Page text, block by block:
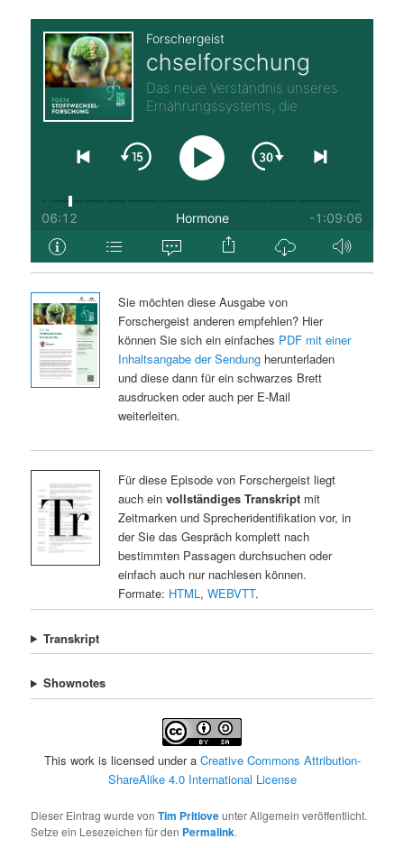
Sie möchten diese Ausgabe von
Forschergeist anderen empfehlen? Hier
können Sie sich ein einfaches PDF mit einer
Inhaltsangabe der Sendungherunterladen
und diese dann für ein schwarzes Brett
ausdrucken oder auch per E-Mail
weiterleiten.
Für diese Episode von Forschergeist liegt
auch ein vollständiges Transkriptmit
Zeitmarken und Sprecheridentifikation vor, in
der Sie das Gespräch komplett nach
bestimmten Passagen durchsuchen oder
einfach auch nur nachlesen können.
Formate: HTML, WEBVTT.
Transkript
Shownotes
This work is licensed under a Creative Commons Attribution-
ShareAlike 4.0 International License
Dieser Eintrag wurde vonTim Pritloveunter Allgemein veröffentlicht.
Setze ein Lesezeichen für den Permalink.